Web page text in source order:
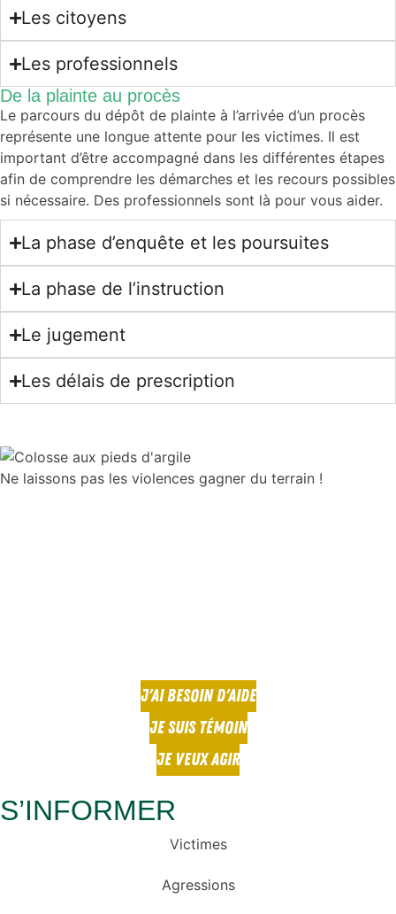
Les citoyens
Les professionnels
De la plainte au procès
Le parcours du dépôt de plainte à l’arrivée d’un procès
représente une longue attente pour les victimes. Il est
important d’être accompagné dans les différentes étapes
afin de comprendre les démarches et les recours possibles
si nécessaire. Des professionnels sont là pour vous aider.
La phase d’enquête et les poursuites
La phase de l’instruction
Le jugement
Les délais de prescription
Ne laissons pas les violences gagner du terrain !
J'AI BESOIN D'AIDE
JE SUIS TÉMOIN
JE VEUX AGIR
S’INFORMER
Victimes
Agressions